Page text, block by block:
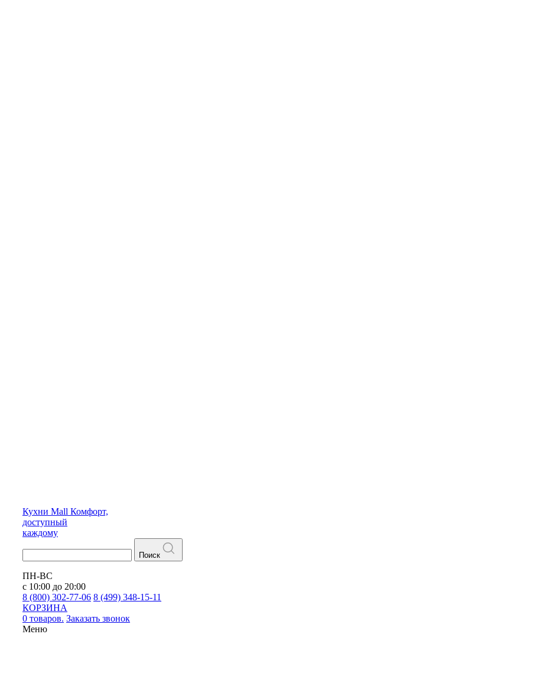
Кухни Mall Комфорт,
доступный
каждому
Поиск
ПН-ВС
с 10:00 до 20:00
8 (800) 302-77-06 8 (499) 348-15-11
КОРЗИНА
0 товаров. Заказать звонок
Меню